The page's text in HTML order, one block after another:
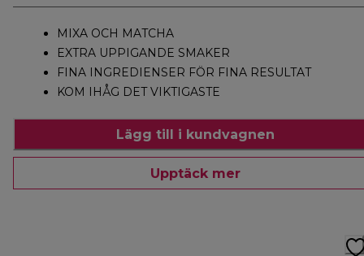
MIXA OCH MATCHA
EXTRA UPPIGANDE SMAKER
FINA INGREDIENSER FÖR FINA RESULTAT
KOM IHÅG DET VIKTIGASTE
Lägg till i kundvagnen
Upptäck mer